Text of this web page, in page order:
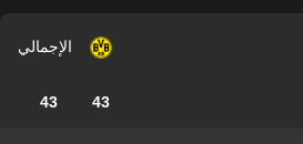
الإجمالي
43
43